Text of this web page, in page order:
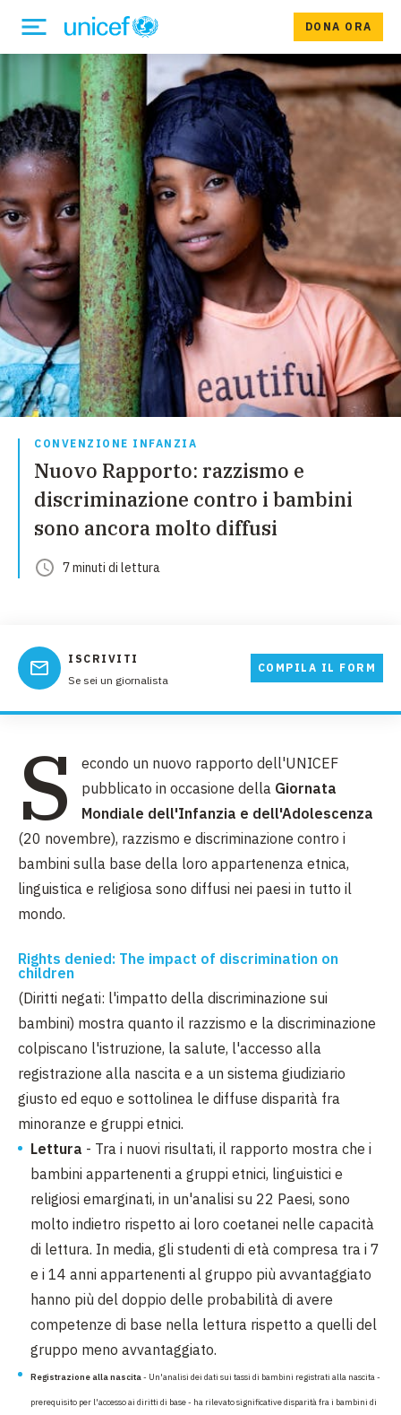
DONA ORA
CONVENZIONE INFANZIA
Nuovo Rapporto: razzismo e
discriminazione contro i bambini
sono ancora molto diffusi
7minuti di lettura
ISCRIVITI
Se sei un giornalista
COMPILA IL FORM
S
econdo un nuovo rapporto dell'UNICEF
pubblicato in occasione della Giornata
Mondiale dell'Infanzia e dell'Adolescenza
(20 novembre), razzismo e discriminazione contro i
bambini sulla base della loro appartenenza etnica,
linguistica e religiosa sono diffusi nei paesi in tutto il
mondo.
Rights denied: The impact of discrimination on
children
(Diritti negati: l'impatto della discriminazione sui
bambini) mostra quanto il razzismo e la discriminazione
colpiscano l'istruzione, la salute, l'accesso alla
registrazione alla nascita e a un sistema giudiziario
giusto ed equo e sottolinea le diffuse disparità fra
minoranze e gruppi etnici.
Lettura - Tra i nuovi risultati, il rapporto mostra che i
bambini appartenenti a gruppi etnici, linguistici e
religiosi emarginati, in un'analisi su 22 Paesi, sono
molto indietro rispetto ai loro coetanei nelle capacità
di lettura. In media, gli studenti di età compresa tra i 7
e i 14 anni appartenenti al gruppo più avvantaggiato
hanno più del doppio delle probabilità di avere
competenze di base nella lettura rispetto a quelli del
gruppo meno avvantaggiato.
Registrazione alla nascita- Un'analisi dei dati sui tassi di bambini registrati alla nascita -
prerequisito per l'accesso ai diritti di base - ha rilevato significative disparità fra i bambini di